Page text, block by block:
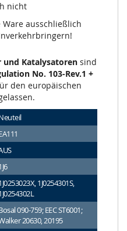
nicht
ausschließlich
Inverkehrbringern!
Katalysatoren sind
No. 103-Rev.1 +
den europäischen
1J0254301S,
090-759; EEC ST6001;
20630, 20195